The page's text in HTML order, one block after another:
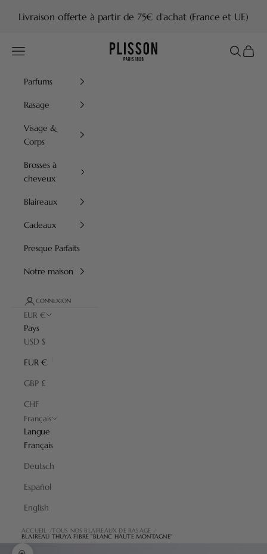
Livraison offerte à partir de 75€ d'achat (France et UE)
Plisson 1808
Menu Recherche
Panier
Parfums
Rasage
Visage &
Corps
Brosses à
cheveux
Blaireaux
Cadeaux
Presque Parfaits
Notre maison
CONNEXION
EUR €
Pays
USD $
EUR €
GBP £
CHF
Français
Langue
Français
Deutsch
Español
English
ACCUEIL TOUS NOS BLAIREAUX DE RASAGE
BLAIREAU THUYA FIBRE "BLANC HAUTE MONTAGNE"